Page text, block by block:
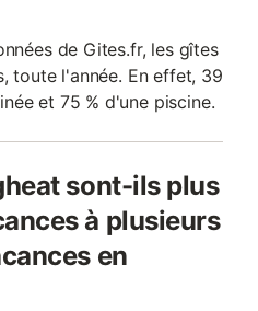
de Gites.fr, les gîtes
toute l'année. En effet, 39
et 75 % d'une piscine.
sont-ils plus
à plusieurs
en